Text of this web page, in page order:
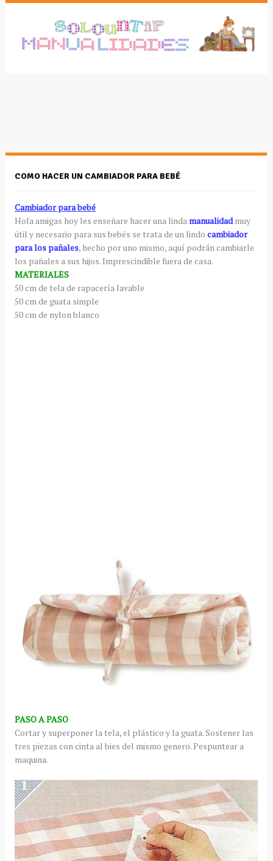
COMO HACER UN CAMBIADOR PARA BEBÉ
Cambiador para bebé
Hola amigas hoy les enseñare hacer una lindamanualidadmuy
útil y necesario para sus bebés se trata de un lindo cambiador
para los pañales, hecho por uno mismo, aquí podrán cambiarle
los pañales a sus hijos. Imprescindible fuera de casa.
MATERIALES
50 cm de tela de rapacería lavable
50 cm de guata simple
50 cm de nylon blanco
PASO A PASO
Cortar y superponer la tela, el plástico y la guata. Sostener las
tres piezas con cinta al bies del mismo genero. Pespuntear a
maquina.